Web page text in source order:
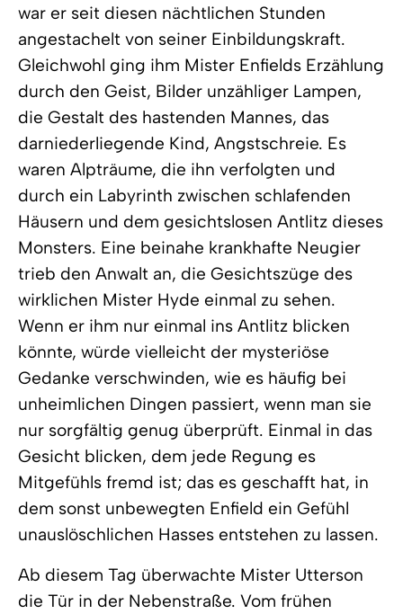
war er seit diesen nächtlichen Stunden
angestachelt von seiner Einbildungskraft.
Gleichwohl ging ihm Mister Enfields Erzählung
durch den Geist, Bilder unzähliger Lampen,
die Gestalt des hastenden Mannes, das
darniederliegende Kind, Angstschreie. Es
waren Alpträume, die ihn verfolgten und
durch ein Labyrinth zwischen schlafenden
Häusern und dem gesichtslosen Antlitz dieses
Monsters. Eine beinahe krankhafte Neugier
trieb den Anwalt an, die Gesichtszüge des
wirklichen Mister Hyde einmal zu sehen.
Wenn er ihm nur einmal ins Antlitz blicken
könnte, würde vielleicht der mysteriöse
Gedanke verschwinden, wie es häufig bei
unheimlichen Dingen passiert, wenn man sie
nur sorgfältig genug überprüft. Einmal in das
Gesicht blicken, dem jede Regung es
Mitgefühls fremd ist; das es geschafft hat, in
dem sonst unbewegten Enfield ein Gefühl
unauslöschlichen Hasses entstehen zu lassen.
Ab diesem Tag überwachte Mister Utterson
die Tür in der Nebenstraße. Vom frühen